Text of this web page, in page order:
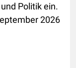
Politik ein.
2026